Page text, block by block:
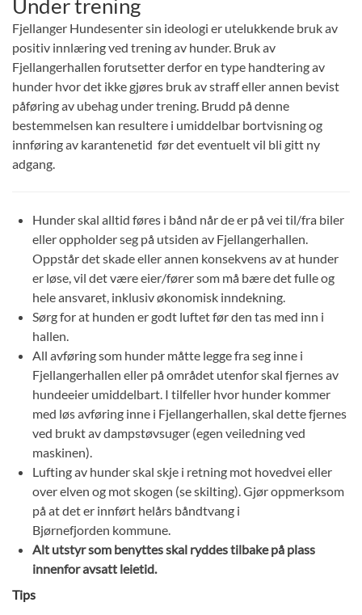
Under trening
Fjellanger Hundesenter sin ideologi er utelukkende bruk av
positiv innlæring ved trening av hunder. Bruk av
Fjellangerhallen forutsetter derfor en type handtering av
hunder hvor det ikke gjøres bruk av straff eller annen bevist
påføring av ubehag under trening. Brudd på denne
bestemmelsen kan resultere i umiddelbar bortvisning og
innføring av karantenetid før det eventuelt vil bli gitt ny
adgang.
Hunder skal alltid føres i bånd når de er på vei til/fra biler
eller oppholder seg på utsiden av Fjellangerhallen.
Oppstår det skade eller annen konsekvens av at hunder
er løse, vil det være eier/fører som må bære det fulle og
hele ansvaret, inklusiv økonomisk inndekning.
Sørg for at hunden er godt luftet før den tas med inn i
hallen.
All avføring som hunder måtte legge fra seg inne i
Fjellangerhallen eller på området utenfor skal fjernes av
hundeeier umiddelbart. I tilfeller hvor hunder kommer
med løs avføring inne i Fjellangerhallen, skal dette fjernes
ved brukt av dampstøvsuger (egen veiledning ved
maskinen).
Lufting av hunder skal skje i retning mot hovedvei eller
over elven og mot skogen (se skilting). Gjør oppmerksom
på at det er innført helårs båndtvang i
Bjørnefjorden kommune.
Alt utstyr som benyttes skal ryddes tilbake på plass
innenfor avsatt leietid.
Tips